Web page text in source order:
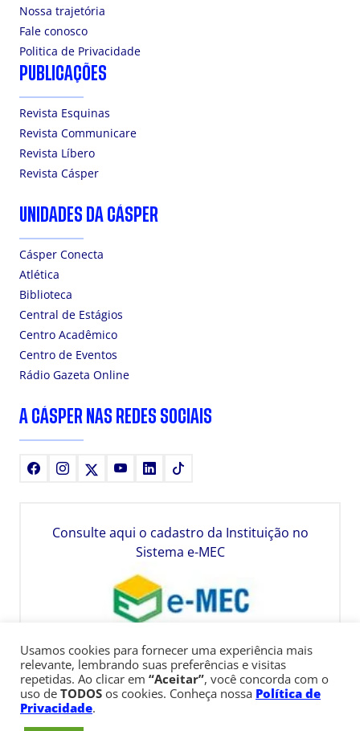
Nossa trajetória
Fale conosco
Politica de Privacidade
PUBLICAÇÕES
Revista Esquinas
Revista Communicare
Revista Líbero
Revista Cásper
UNIDADES DA CÁSPER
Cásper Conecta
Atlética
Biblioteca
Central de Estágios
Centro Acadêmico
Centro de Eventos
Rádio Gazeta Online
A CÁSPER NAS REDES SOCIAIS
FacebookInstagram YoutubeLinkedIn
Consulte aqui o cadastro da Instituição no
Sistema e-MEC
Usamos cookies para fornecer uma experiência mais
relevante, lembrando suas preferências e visitas
repetidas. Ao clicar em “Aceitar”, você concorda com o
uso de TODOS os cookies. Conheça nossa Política de
Privacidade.